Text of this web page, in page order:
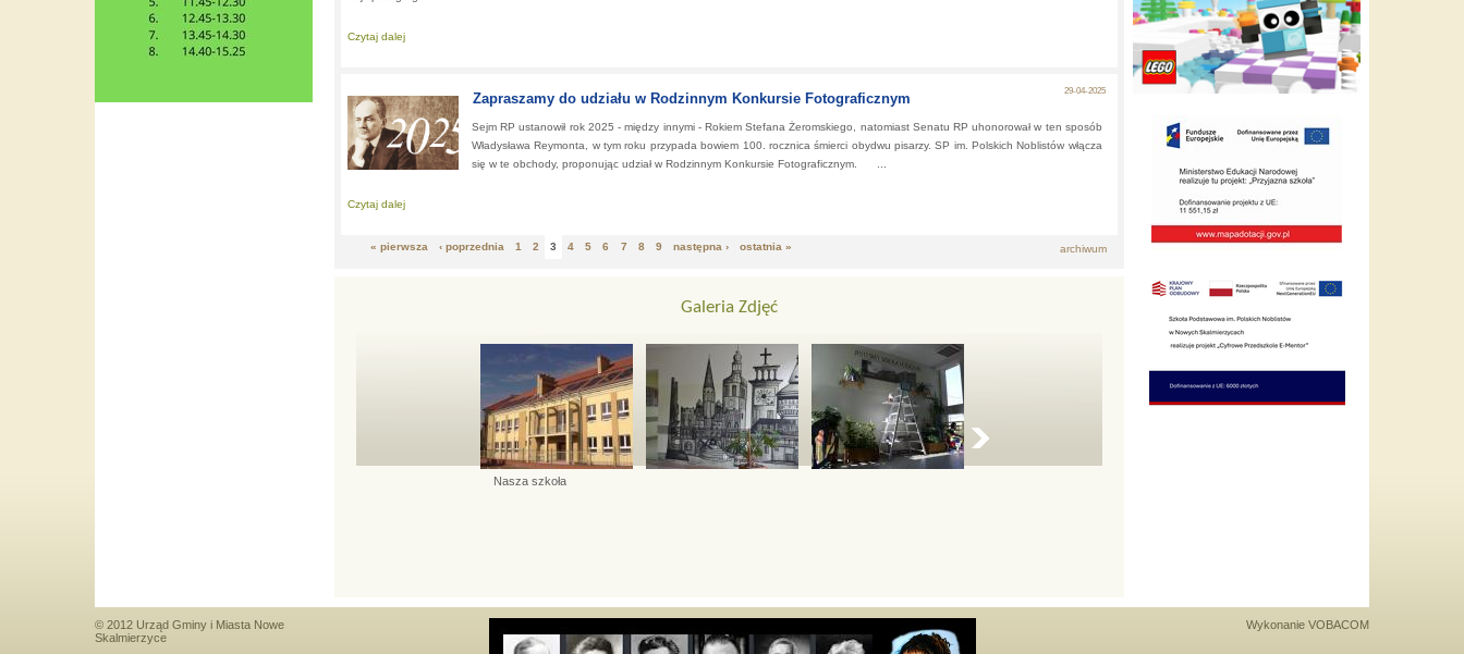
Czytaj dalej
29-04-2025
Zapraszamy do udziału w Rodzinnym Konkursie Fotograficznym
Sejm RP ustanowił rok 2025 - między innymi - Rokiem Stefana Żeromskiego, natomiast Senatu RP uhonorował w ten sposób
Władysława Reymonta, w tym roku przypada bowiem 100. rocznica śmierci obydwu pisarzy. SP im. Polskich Noblistów włącza
się w te obchody, proponując udział w Rodzinnym Konkursie Fotograficznym. ...
Czytaj dalej
« pierwsza ‹ poprzednia 1 2 3 4 5 6 7 8 9 następna › ostatnia » archiwum
Galeria Zdjęć
Nasza szkoła
© 2012 Urząd Gminy i Miasta Nowe
Skalmierzyce
Wykonanie VOBACOM